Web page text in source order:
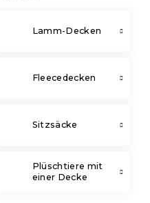
Lamm-Decken
Fleecedecken
Sitzsäcke
Plüschtiere mit
einer Decke